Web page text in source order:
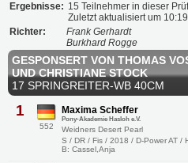
Ergebnisse: 15 Teilnehmer in dieser
Zuletzt aktualisiert um
Richter:
Frank Gerhardt
Burkhard Rogge
GESPONSERT VON THOMAS
ND CHRISTIANE STOCK
17 SPRINGREITER-WB 40CM
1
552
Maxima Scheffer
Pony-Akademie Hasloh e.V.
Weidners Desert Pearl
S / DR / Fis / 2018 / D-Power AT /
B: Cassel,Anja